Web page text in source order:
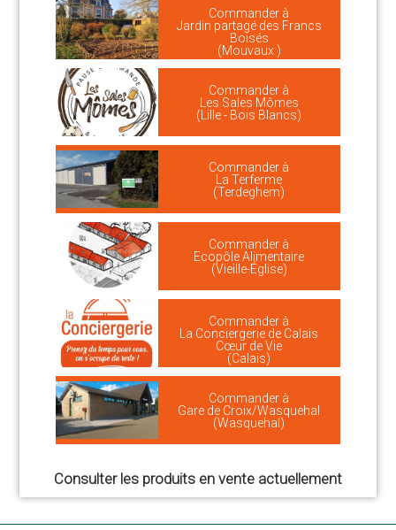
Commander à
Jardin partagé des Francs
Boisés
(Mouvaux )
Commander à
Les Sales Mômes
(Lille - Bois Blancs)
Commander à
La Terferme
(Terdeghem)
Commander à
Ecopôle Alimentaire
(Vieille-Église)
Commander à
La Conciergerie de Calais
Cœur de Vie
(Calais)
Commander à
Gare de Croix/Wasquehal
(Wasquehal)
Consulter les produits en vente actuellement